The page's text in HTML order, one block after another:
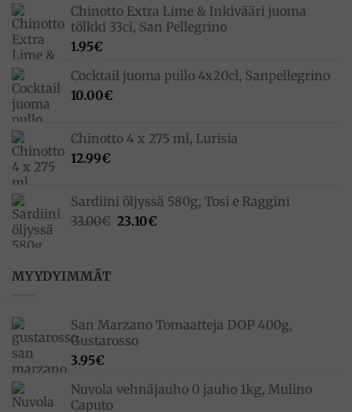
Chinotto Extra Lime & Inkivääri juoma
tölkki 33cl, San Pellegrino
1.95€
Cocktail juoma pullo 4x20cl, Sanpellegrino
10.00€
Chinotto 4 x 275 ml, Lurisia
12.99€
Sardiini öljyssä 580g, Tosi e Raggini
33.00€ Alkuperäinen
23.10€Nykyinen
MYYDYIMMÄT
San Marzano Tomaatteja DOP 400g,
Gustarosso
3.95€
Nuvola vehnäjauho 0 jauho 1kg, Mulino
Caputo